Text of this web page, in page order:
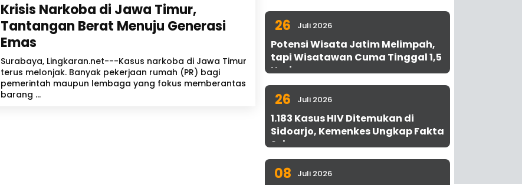
Krisis Narkoba di Jawa Timur,
Tantangan Berat Menuju Generasi
Emas
Surabaya, Lingkaran.net---Kasus narkoba di Jawa Timur
terus melonjak. Banyak pekerjaan rumah (PR) bagi
pemerintah maupun lembaga yang fokus memberantas
barang ...
26 Juli 2026
Potensi Wisata Jatim Melimpah,
tapi Wisatawan Cuma Tinggal 1,5
Hari
26 Juli 2026
1.183 Kasus HIV Ditemukan di
Sidoarjo, Kemenkes Ungkap Fakta
Sebenarnya
08 Juli 2026